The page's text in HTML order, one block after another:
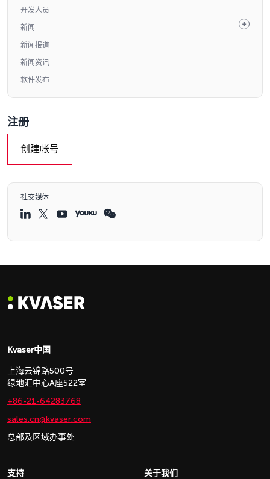
开发人员
新闻
新闻报道
新闻资讯
软件发布
注册
创建帐号
社交媒体
Kvaser中国
上海云锦路500号
绿地汇中心A座522室
+86-21-64283768
sales.cn@kvaser.com
总部及区域办事处
支持 关于我们